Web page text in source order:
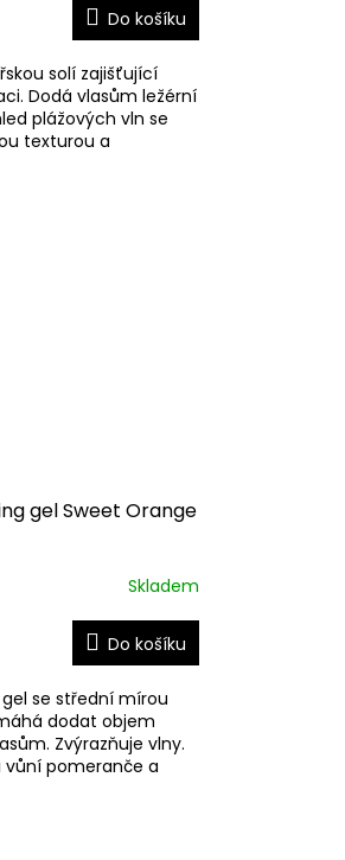
Do košíku
solí zajišťující
Dodá vlasům ležérní
plážových vln se
texturou a
gel Sweet Orange
Skladem
Do košíku
se střední mírou
dodat objem
Zvýrazňuje vlny.
vůní pomeranče a